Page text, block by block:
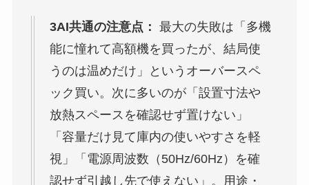
3AI共通の注意点： 最大の失敗は「多機
能に憧れて高額機を買ったが、結局使
うのは温めだけ」というオーバースペ
ック買い。次に多いのが「設置寸法や
放熱スペースを確認せず置けない」
「容量だけ見て庫内の使いやすさを軽
視」「電源周波数（50Hz/60Hz）を確
認せず引越し先で使えない」。用途・